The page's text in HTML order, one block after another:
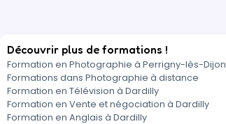
Découvrir plus de formations !
Formation en Photographie à Perrigny-lès-Dijon
Formations dans Photographie à distance
Formation en Télévision à Dardilly
Formation en Vente et négociation à Dardilly
Formation en Anglais à Dardilly